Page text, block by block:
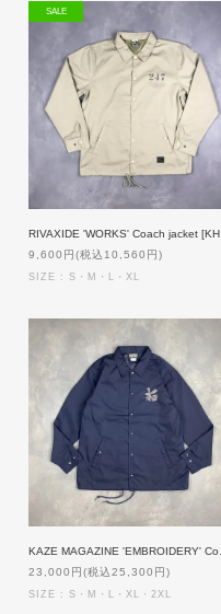
SALE
RIVAXIDE 'WORKS' Coach jacket [KHAKI]
9,600円(税込10,560円)
SIZE : S・M・L・XL
23,000円(税込25,300円)
SIZE : S・M・L・XL・2XL